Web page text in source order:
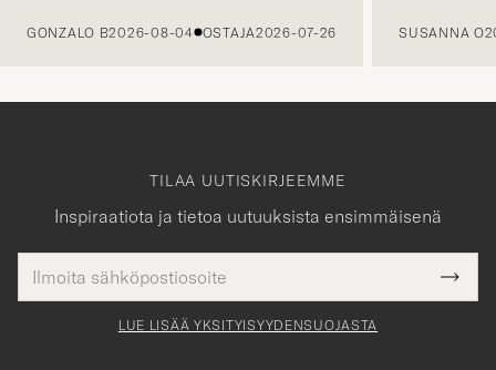
GONZALO B2026-08-04 OSTAJA2026-07-26 SUSANNA O
TILAA UUTISKIRJEEMME
Inspiraatiota ja tietoa uutuuksista ensimmäisenä
tieto
Tack
för
LUE LISÄÄ YKSITYISYYDENSUOJASTA